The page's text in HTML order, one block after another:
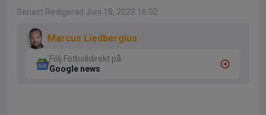
Senast Redigerad Juni 18, 2023 16:02
Marcus Liedbergius
Följ Fotbolldirekt på
Google news